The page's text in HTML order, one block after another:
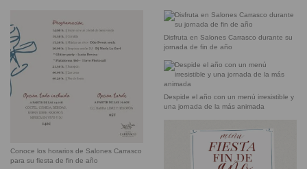
Conoce los horarios de Salones Carrasco
para su fiesta de fin de año
Disfruta en Salones Carrasco durante su
jornada de fin de año
Despide el año con un menú irresistible y
una jornada de la más animada